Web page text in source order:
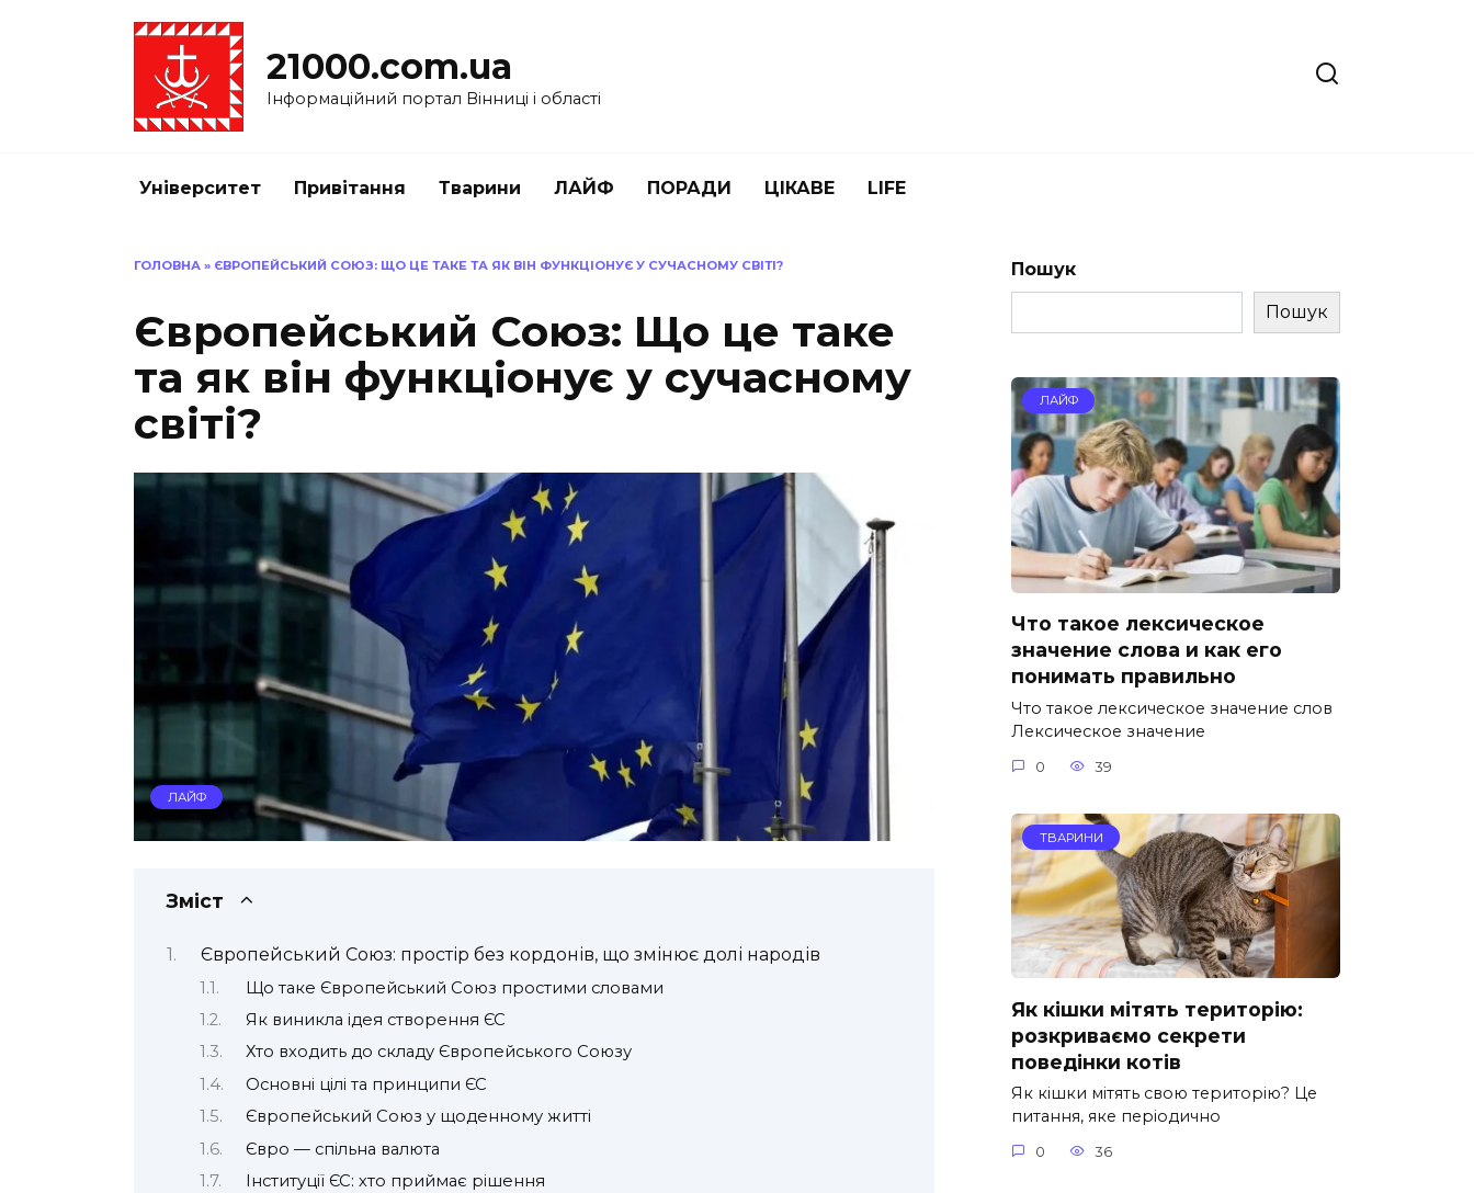
21000.com.ua
Інформаційний портал Вінниці і області
Університет Привітання Тварини ЛАЙФ ПОРАДИ ЦІКАВЕ LIFE
ГОЛОВНА » ЄВРОПЕЙСЬКИЙ СОЮЗ: ЩО ЦЕ ТАКЕ ТА ЯК ВІН ФУНКЦІОНУЄ У СУЧАСНОМУ СВІТІ?
Європейський Союз: Що це таке
та як він функціонує у сучасному
світі?
ЛАЙФ
Зміст
Європейський Союз: простір без кордонів, що змінює долі народів
Що таке Європейський Союз простими словами
Як виникла ідея створення ЄС
Хто входить до складу Європейського Союзу
Основні цілі та принципи ЄС
Європейський Союз у щоденному житті
Євро — спільна валюта
Інституції ЄС: хто приймає рішення
Пошук
Пошук
ЛАЙФ
Что такое лексическое
значение слова и как его
понимать правильно
Что такое лексическое значение слов
Лексическое значение
0 39
ТВАРИНИ
Як кішки мітять територію:
розкриваємо секрети
поведінки котів
Як кішки мітять свою територію? Це
питання, яке періодично
0 36